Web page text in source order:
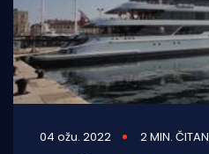
04 ožu. 2022 2 MIN.